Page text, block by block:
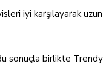
iyi karşılayarak uzun
sonuçla birlikte Trendy